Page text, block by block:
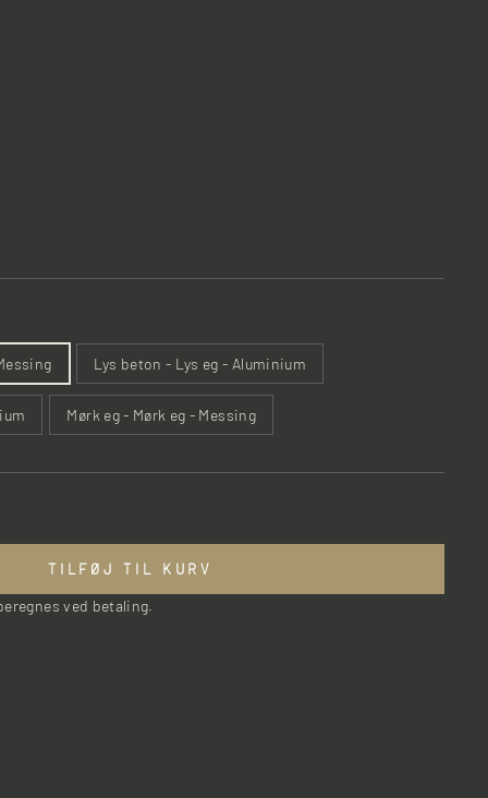
Lys beton - Lys eg - Aluminium
Mørk eg - Mørk eg - Messing
TILFØJ TIL KURV
ved betaling.